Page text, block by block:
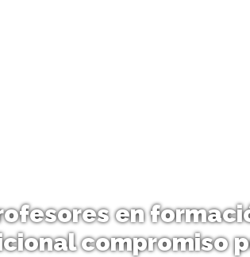
en
compromiso